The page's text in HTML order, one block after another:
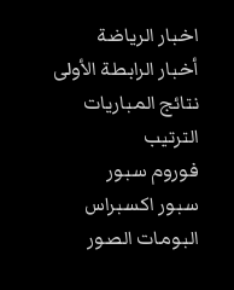
اخبار الرياضة
أخبار الرابطة الأولى
نتائج المباريات
الترتيب
فوروم سبور
سبور اكسبراس
البومات الصور